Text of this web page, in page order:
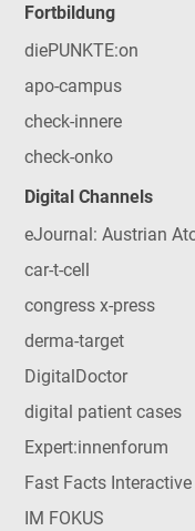
Fortbildung
diePUNKTE:on
apo-campus
check-innere
check-onko
Digital Channels
eJournal: Austrian
car-t-cell
congress x-press
derma-target
DigitalDoctor
digital patient cases
Expert:innenforum
Fast Facts Interactive
IM FOKUS